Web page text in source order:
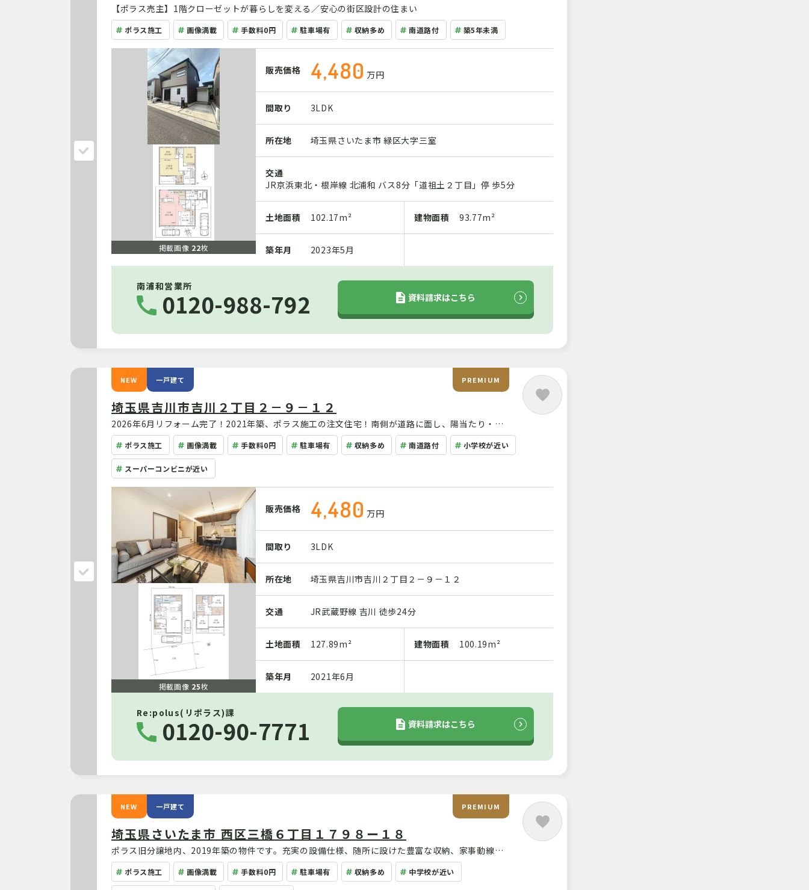
【ポラス売主】1階クローゼットが暮らしを変える／安心の街区設計の住まい
ポラス施工 画像満載 手数料0円 駐車場有 収納多め 南道路付 築5年未満
掲載画像 22枚
販売価格 4,480 万円
間取り 3LDK
所在地 埼玉県さいたま市 緑区大字三室
交通
JR京浜東北・根岸線 北浦和 バス8分「道祖土２丁目」停 歩5分
土地面積 102.17m² 建物面積 93.77m²
築年月 2023年5月
南浦和営業所
0120-988-792 資料請求はこちら
NEW 一戸建て PREMIUM
埼玉県吉川市吉川２丁目２－９－１２
2026年6月リフォーム完了！2021年築、ポラス施工の注文住宅！南側が道路に面し、陽当たり・通
風良好な住まいです。パントリーや土間収納、2箇所のWIC等収納豊富！
ポラス施工 画像満載 手数料0円 駐車場有 収納多め 南道路付 小学校が近い
スーパーコンビニが近い
掲載画像 25枚
販売価格 4,480 万円
間取り 3LDK
所在地 埼玉県吉川市吉川２丁目２－９－１２
交通 JR武蔵野線 吉川 徒歩24分
土地面積 127.89m² 建物面積 100.19m²
築年月 2021年6月
Re:polus(リポラス)課
0120-90-7771 資料請求はこちら
NEW 一戸建て PREMIUM
埼玉県さいたま市 西区三橋６丁目１７９８ー１８
ポラス旧分譲地内、2019年築の物件です。充実の設備仕様、随所に設けた豊富な収納、家事動線を
考慮した使い勝手の良い住まい。2026年6月リフォーム完成しました！
ポラス施工 画像満載 手数料0円 駐車場有 収納多め 中学校が近い